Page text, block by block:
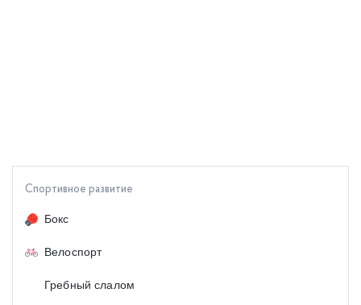
Спортивное развитие
Бокс
Велоспорт
Гребный слалом